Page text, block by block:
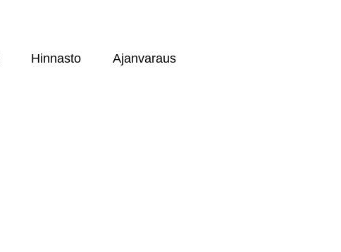
Hinnasto Ajanvaraus